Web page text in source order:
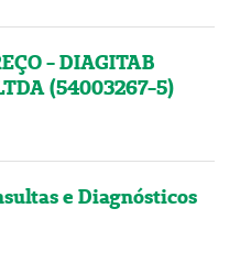
- DIAGITAB
(54003267-5)
e Diagnósticos